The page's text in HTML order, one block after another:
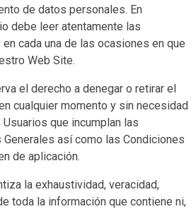
de datos personales. En
debe leer atentamente las
cada una de las ocasiones en que
Web Site.
el derecho a denegar o retirar el
cualquier momento y sin necesidad
que incumplan las
así como las Condiciones
de aplicación.
la exhaustividad, veracidad,
toda la información que contiene ni,